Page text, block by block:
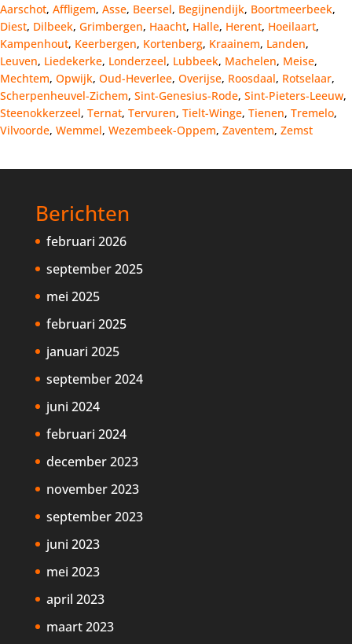
Aarschot, Affligem, Asse, Beersel, Begijnendijk, Boortmeerbeek,
Diest, Dilbeek, Grimbergen, Haacht, Halle, Herent, Hoeilaart,
Kampenhout, Keerbergen, Kortenberg, Kraainem, Landen,
Leuven, Liedekerke, Londerzeel, Lubbeek, Machelen, Meise,
Mechtem, Opwijk, Oud-Heverlee, Overijse, Roosdaal, Rotselaar,
Scherpenheuvel-Zichem, Sint-Genesius-Rode, Sint-Pieters-Leeuw,
Steenokkerzeel, Ternat, Tervuren, Tielt-Winge, Tienen, Tremelo,
Vilvoorde, Wemmel, Wezembeek-Oppem, Zaventem, Zemst
Berichten
februari 2026
september 2025
mei 2025
februari 2025
januari 2025
september 2024
juni 2024
februari 2024
december 2023
november 2023
september 2023
juni 2023
mei 2023
april 2023
maart 2023